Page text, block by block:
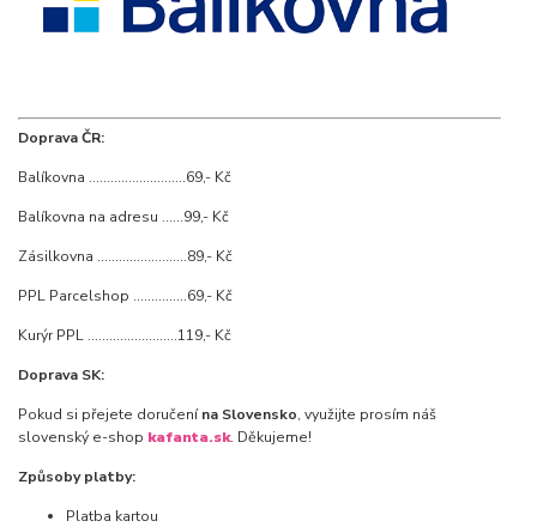
Doprava ČR:
Balíkovna ...........................69,- Kč
Balíkovna na adresu ......99,- Kč
Zásilkovna .........................89,- Kč
PPL Parcelshop ...............69,- Kč
Kurýr PPL .........................119,- Kč
Doprava SK:
Pokud si přejete doručenína Slovensko, využijte prosím náš
slovenský e-shop kafanta.sk. Děkujeme!
Způsoby platby:
Platba kartou